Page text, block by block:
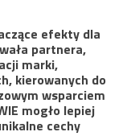
efekty dla
partnera,
marki,
kierowanych do
wsparciem
mogło lepiej
cechy